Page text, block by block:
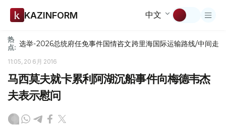
KAZINFORM 中文
热
点: 选举-2026总统府任免事件国情咨文跨里海国际运输路线/中间走廊
11:05, 20 6月 2016
马西莫夫就卡累利阿湖沉船事件向梅德韦杰
夫表示慰问